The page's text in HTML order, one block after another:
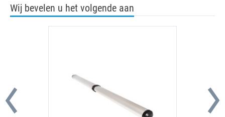
Wij bevelen u het volgende aan